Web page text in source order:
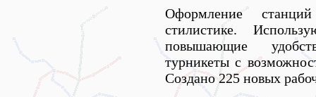
Оформление
стилистике.
повышающие
турникеты с
Создано 225 новых